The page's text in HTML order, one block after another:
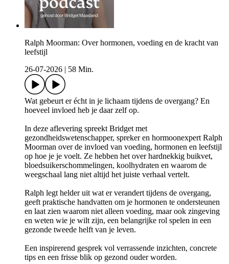
Ralph Moorman: Over hormonen, voeding en de kracht van
leefstijl
26-07-2026
58 Min.
Wat gebeurt er écht in je lichaam tijdens de overgang? En
hoeveel invloed heb je daar zelf op.
In deze aflevering spreekt Bridget met
gezondheidswetenschapper, spreker en hormoonexpert Ralph
Moorman over de invloed van voeding, hormonen en leefstijl
op hoe je je voelt. Ze hebben het over hardnekkig buikvet,
bloedsuikerschommelingen, koolhydraten en waarom de
weegschaal lang niet altijd het juiste verhaal vertelt.
Ralph legt helder uit wat er verandert tijdens de overgang,
geeft praktische handvatten om je hormonen te ondersteunen
en laat zien waarom niet alleen voeding, maar ook zingeving
en weten wie je wilt zijn, een belangrijke rol spelen in een
gezonde tweede helft van je leven.
Een inspirerend gesprek vol verrassende inzichten, concrete
tips en een frisse blik op gezond ouder worden.